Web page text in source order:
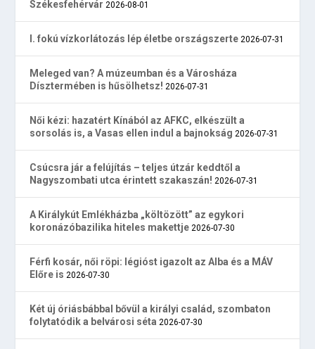
Székesfehérvár 2026-08-01
I. fokú vízkorlátozás lép életbe országszerte 2026-07-31
Meleged van? A múzeumban és a Városháza
Dísztermében is hűsölhetsz! 2026-07-31
Női kézi: hazatért Kínából az AFKC, elkészült a
sorsolás is, a Vasas ellen indul a bajnokság 2026-07-31
Csúcsra jár a felújítás – teljes útzár keddtől a
Nagyszombati utca érintett szakaszán! 2026-07-31
A Királykút Emlékházba „költözött” az egykori
koronázóbazilika hiteles makettje 2026-07-30
Férfi kosár, női röpi: légióst igazolt az Alba és a MÁV
Előre is 2026-07-30
Két új óriásbábbal bővül a királyi család, szombaton
folytatódik a belvárosi séta 2026-07-30